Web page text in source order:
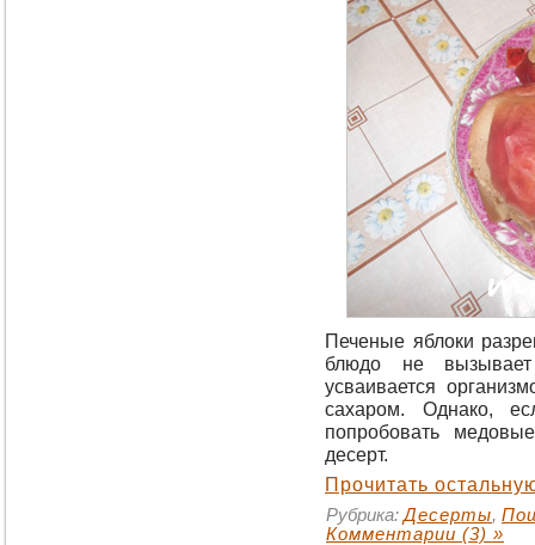
Печеные яблоки
блюдо не вызывает
усваивается
сахаром. Однако,
попробовать
десерт.
Прочитать
Рубрика:Десерты,
Комментарии (3) »